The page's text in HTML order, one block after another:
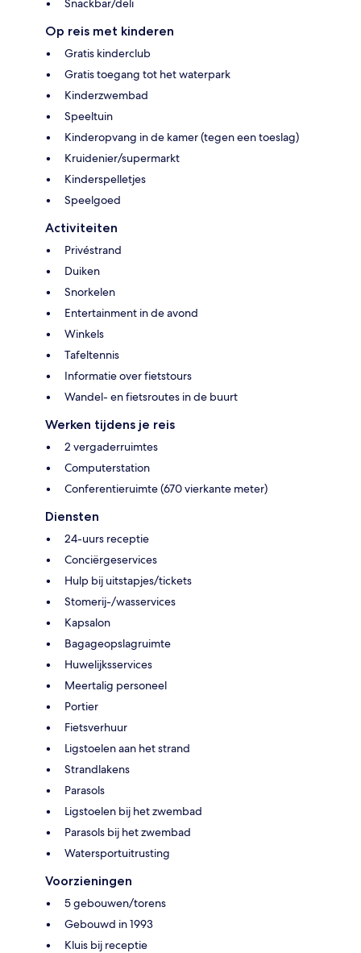
Snackbar/deli
Op reis met kinderen
Gratis kinderclub
Gratis toegang tot het waterpark
Kinderzwembad
Speeltuin
Kinderopvang in de kamer (tegen een toeslag)
Kruidenier/supermarkt
Kinderspelletjes
Speelgoed
Activiteiten
Privéstrand
Duiken
Snorkelen
Entertainment in de avond
Winkels
Tafeltennis
Informatie over fietstours
Wandel- en fietsroutes in de buurt
Werken tijdens je reis
2 vergaderruimtes
Computerstation
Conferentieruimte (670 vierkante meter)
Diensten
24-uurs receptie
Conciërgeservices
Hulp bij uitstapjes/tickets
Stomerij-/wasservices
Kapsalon
Bagageopslagruimte
Huwelijksservices
Meertalig personeel
Portier
Fietsverhuur
Ligstoelen aan het strand
Strandlakens
Parasols
Ligstoelen bij het zwembad
Parasols bij het zwembad
Watersportuitrusting
Voorzieningen
5 gebouwen/torens
Gebouwd in 1993
Kluis bij receptie